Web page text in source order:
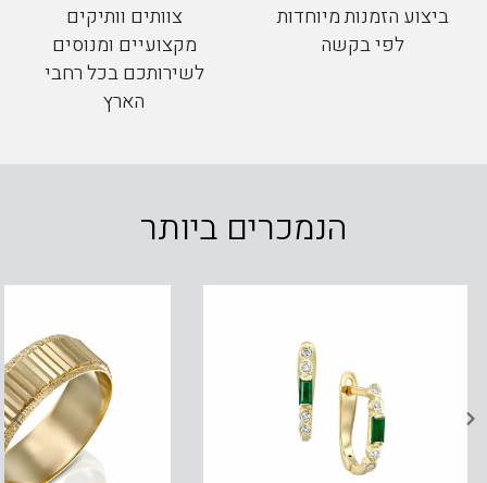
ביצוע הזמנות מיוחדות
לפי בקשה
צוותים וותיקים
מקצועיים ומנוסים
לשירותכם בכל רחבי
הארץ
הנמכרים ביותר